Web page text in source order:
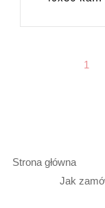
1
Strona główna
Jak